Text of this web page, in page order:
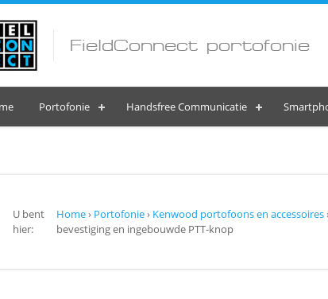
FieldConnect portofonie
Portofonie Handsfree Communicatie
U bent
hier:
Home› Portofonie› Kenwood portofoons en accessoires
bevestiging en ingebouwde PTT-knop